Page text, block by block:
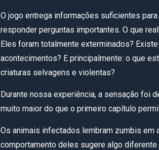
O jogo entrega informações suficientes
responder perguntas importantes. O que
Eles foram totalmente exterminados?
acontecimentos? E principalmente: o que
criaturas selvagens e violentas?
Durante nossa experiência, a sensação foi
muito maior do que o primeiro capítulo
Os animais infectados lembram zumbis em
comportamento deles sugere algo